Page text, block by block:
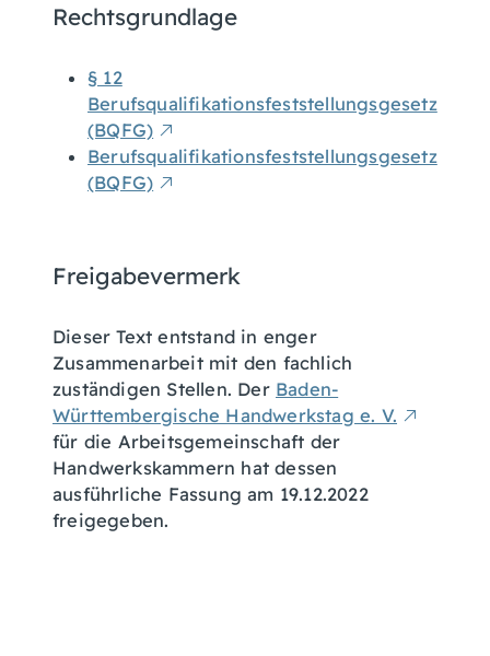
Rechtsgrundlage
§ 12
Berufsqualifikationsfeststellungsgesetz
(BQFG)
Berufsqualifikationsfeststellungsgesetz
(BQFG)
Freigabevermerk
Dieser Text entstand in enger
Zusammenarbeit mit den fachlich
zuständigen Stellen. Der Baden-
Württembergische Handwerkstag e. V.
für die Arbeitsgemeinschaft der
Handwerkskammern hat dessen
ausführliche Fassung am 19.12.2022
freigegeben.